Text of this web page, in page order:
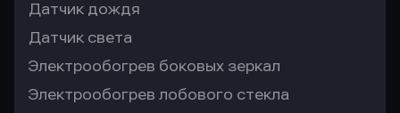
Датчик дождя
Датчик света
Электрообогрев боковых зеркал
Электрообогрев лобового стекла